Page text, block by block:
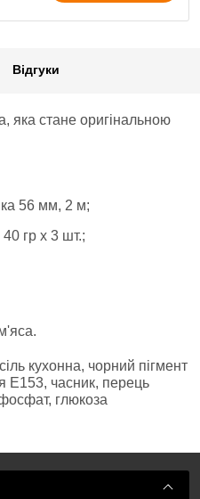
Відгуки
яка стане оригінальною
56 мм, 2 м;
гр х 3 шт.;
кухонна, чорний пігмент
Е153, часник, перець
глюкоза